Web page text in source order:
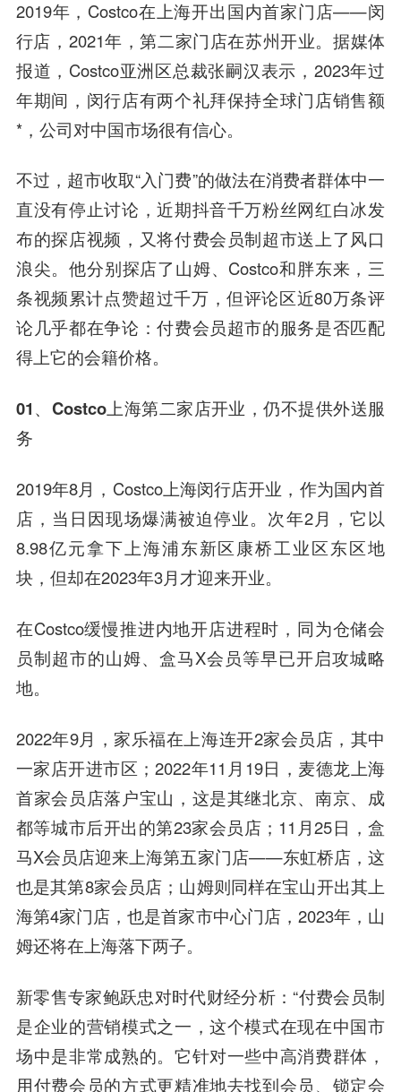
2019年，Costco在上海开出国内首家门店——闵
行店，2021年，第二家门店在苏州开业。据媒体
报道，Costco亚洲区总裁张嗣汉表示，2023年过
年期间，闵行店有两个礼拜保持全球门店销售额
*，公司对中国市场很有信心。
不过，超市收取“入门费”的做法在消费者群体中一
直没有停止讨论，近期抖音千万粉丝网红白冰发
布的探店视频，又将付费会员制超市送上了风口
浪尖。他分别探店了山姆、Costco和胖东来，三
条视频累计点赞超过千万，但评论区近80万条评
论几乎都在争论：付费会员超市的服务是否匹配
得上它的会籍价格。
01、Costco上海第二家店开业，仍不提供外送服
务
2019年8月，Costco上海闵行店开业，作为国内首
店，当日因现场爆满被迫停业。次年2月，它以
8.98亿元拿下上海浦东新区康桥工业区东区地
块，但却在2023年3月才迎来开业。
在Costco缓慢推进内地开店进程时，同为仓储会
员制超市的山姆、盒马X会员等早已开启攻城略
地。
2022年9月，家乐福在上海连开2家会员店，其中
一家店开进市区；2022年11月19日，麦德龙上海
首家会员店落户宝山，这是其继北京、南京、成
都等城市后开出的第23家会员店；11月25日，盒
马X会员店迎来上海第五家门店——东虹桥店，这
也是其第8家会员店；山姆则同样在宝山开出其上
海第4家门店，也是首家市中心门店，2023年，山
姆还将在上海落下两子。
新零售专家鲍跃忠对时代财经分析：“付费会员制
是企业的营销模式之一，这个模式在现在中国市
场中是非常成熟的。它针对一些中高消费群体，
用付费会员的方式更精准地去找到会员、锁定会